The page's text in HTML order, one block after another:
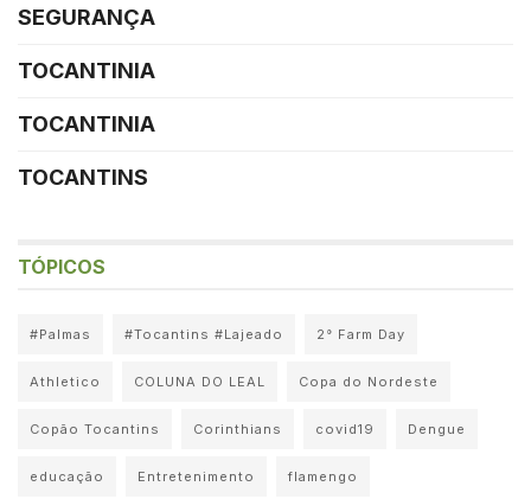
SEGURANÇA
TOCANTINIA
TOCANTINIA
TOCANTINS
TÓPICOS
#Palmas #Tocantins #Lajeado 2° Farm Day
Athletico COLUNA DO LEAL Copa do Nordeste
Copão Tocantins Corinthians covid19 Dengue
educação Entretenimento flamengo